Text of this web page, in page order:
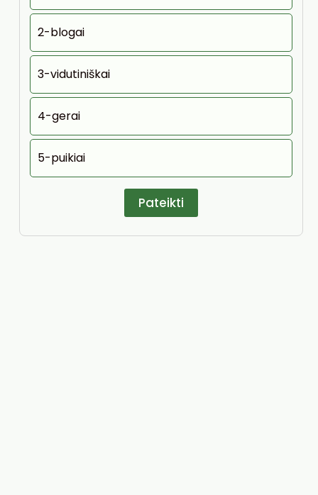
2-blogai
3-vidutiniškai
4-gerai
5-puikiai